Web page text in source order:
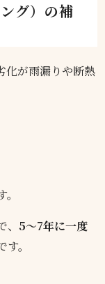
グ）の補
化が雨漏りや断熱
5〜7年に一度
。